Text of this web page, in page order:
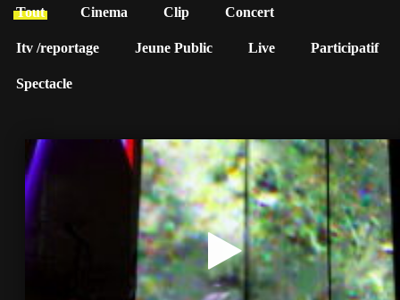
Tout Cinema Clip Concert
Itv /reportage Jeune Public Live Participatif
Spectacle